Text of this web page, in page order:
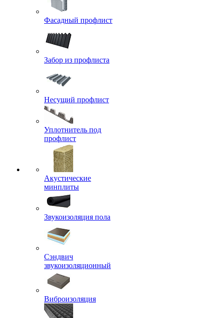
Фасадный профлист
Забор из профлиста
Несущий профлист
Уплотнитель под
профлист
Акустические
минплиты
Звукоизоляция пола
Сэндвич
звукоизоляционный
Виброизоляция